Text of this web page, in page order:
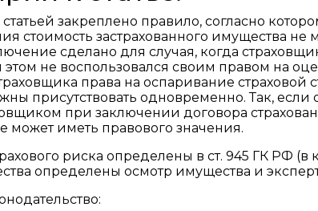
закреплено правило, согласно
стоимость застрахованного имущества
сделано для случая, когда
не воспользовался своим правом на
права на оспаривание страховой
присутствовать одновременно. Так, если
при заключении договора
может иметь правового значения.
риска определены в ст. 945 ГК РФ (в
определены осмотр имущества и